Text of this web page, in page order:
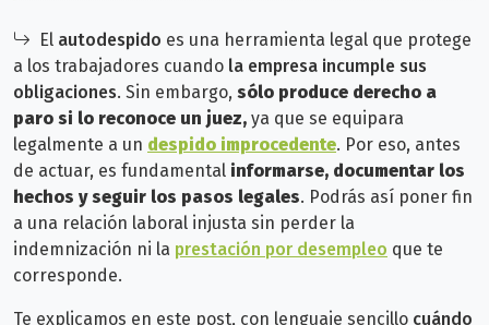
El autodespido es una herramienta legal que protege
a los trabajadores cuando la empresa incumple sus
obligaciones. Sin embargo, sólo produce derecho a
paro si lo reconoce un juez, ya que se equipara
legalmente a un despido improcedente. Por eso, antes
de actuar, es fundamental informarse, documentar los
hechos y seguir los pasos legales. Podrás así poner fin
a una relación laboral injusta sin perder la
indemnización ni la prestación por desempleo que te
corresponde.
Te explicamos en este post, con lenguaje sencillo cuándo